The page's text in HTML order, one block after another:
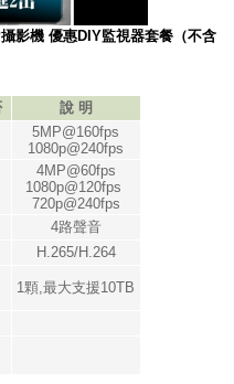
影機 優惠DIY監視器套餐（不含
說 明
5MP@160fps
1080p@240fps
4MP@60fps
1080p@120fps
720p@240fps
4路聲音
H.265/H.264
1顆,最大支援10TB